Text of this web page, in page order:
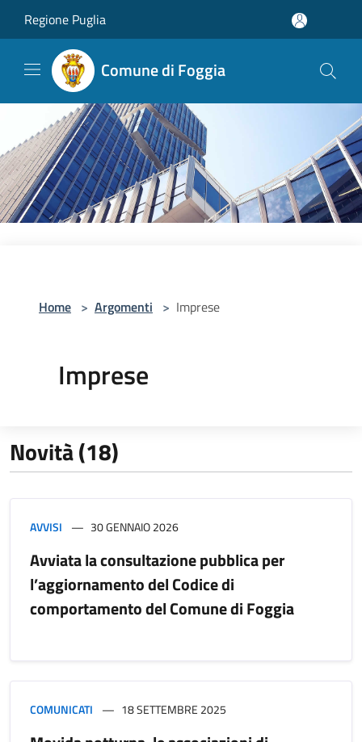
Regione Puglia
Comune di Foggia
Home > Argomenti > Imprese
Imprese
Novità (18)
AVVISI 30 GENNAIO 2026
Avviata la consultazione pubblica per
l’aggiornamento del Codice di
comportamento del Comune di Foggia
COMUNICATI 18 SETTEMBRE 2025